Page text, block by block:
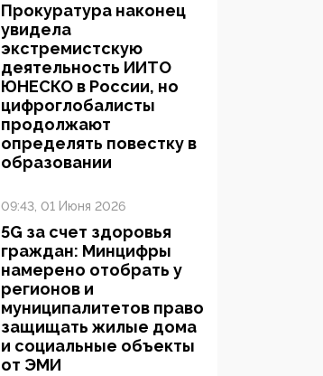
Прокуратура наконец
увидела
экстремистскую
деятельность ИИТО
ЮНЕСКО в России, но
цифроглобалисты
продолжают
определять повестку в
образовании
09:43, 01 Июня 2026
5G за счет здоровья
граждан: Минцифры
намерено отобрать у
регионов и
муниципалитетов право
защищать жилые дома
и социальные объекты
от ЭМИ